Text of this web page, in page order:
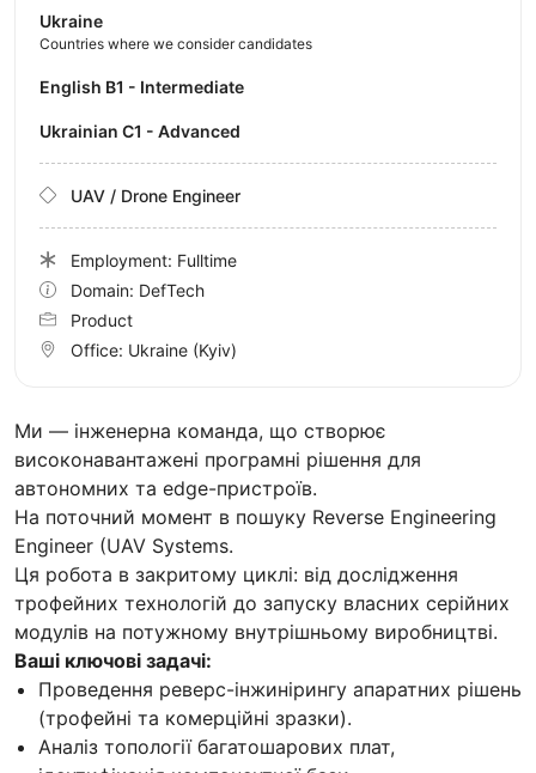
Ми — інженерна команда, що створює
високонавантажені програмні рішення для
автономних та edge-пристроїв.
На поточний момент в пошуку Reverse Engineering
Engineer (UAV Systems.
Ця робота в закритому циклі: від дослідження
трофейних технологій до запуску власних серійних
модулів на потужному внутрішньому виробництві.
Ваші ключові задачі:
Проведення реверс-інжинірингу апаратних рішень
(трофейні та комерційні зразки).
Аналіз топології багатошарових плат,
Ukraine
Countries where we consider candidates
English B1 - Intermediate
Ukrainian C1 - Advanced
UAV / Drone Engineer
Employment: Fulltime
Domain: DefTech
Product
Office: Ukraine (Kyiv)